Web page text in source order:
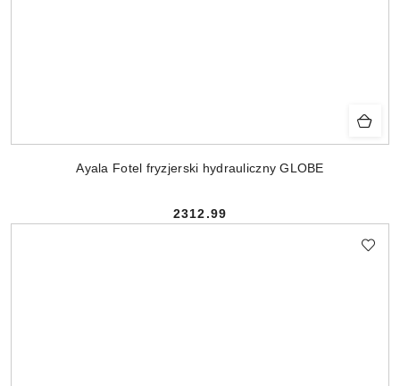
Ayala Fotel fryzjerski hydrauliczny GLOBE
Cena:
2312.99